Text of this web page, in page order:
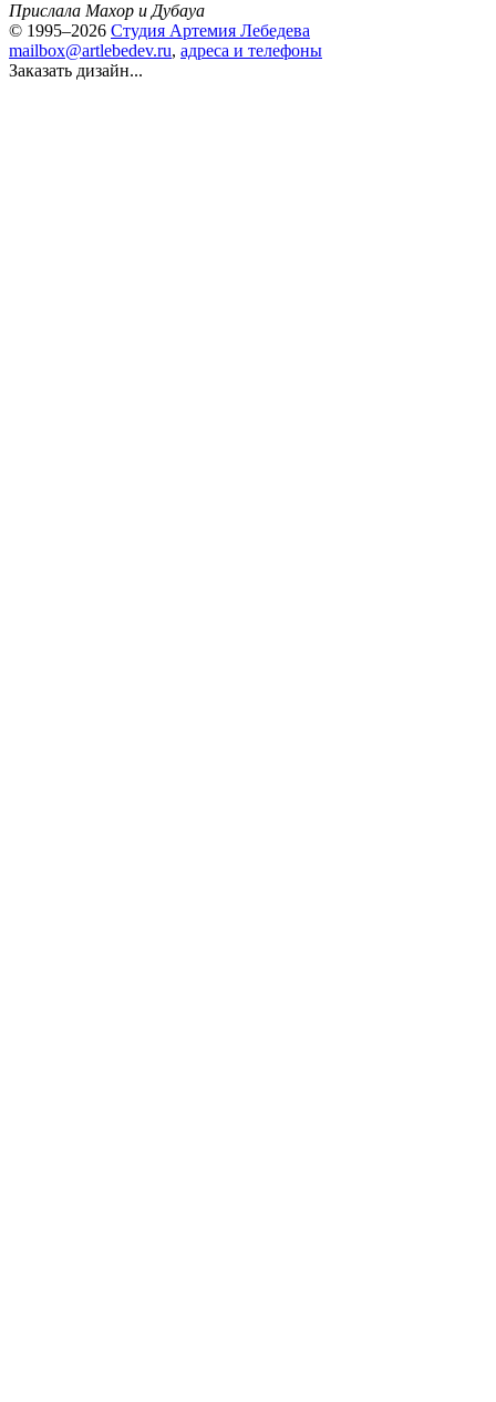
Прислала Махор и Дубауа
© 1995–2026 Студия Артемия Лебедева
mailbox@artlebedev.ru, адреса и телефоны
Заказать дизайн...